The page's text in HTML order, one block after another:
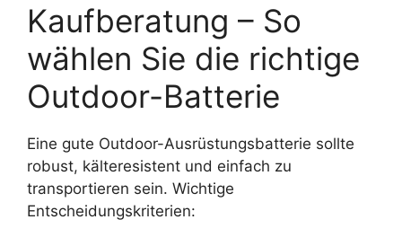
Kaufberatung – So
wählen Sie die richtige
Outdoor-Batterie
Eine gute Outdoor-Ausrüstungsbatterie sollte
robust, kälteresistent und einfach zu
transportieren sein. Wichtige
Entscheidungskriterien: